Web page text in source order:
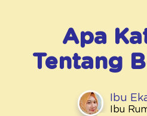
Apa
Tentang
Ibu
Ibu